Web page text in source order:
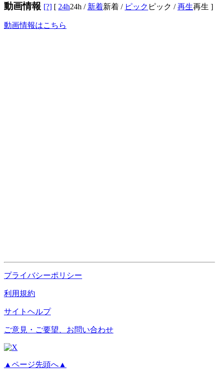
動画情報 [?] [ 24h24h / 新着新着 / ピック ピック /再生再生 ]
動画情報はこちら
プライバシーポリシー
利用規約
サイトヘルプ
ご意見・ご要望、お問い合わせ
▲ページ先頭へ▲